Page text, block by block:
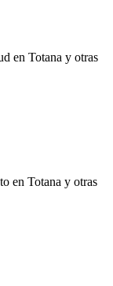
en Totana y otras
en Totana y otras